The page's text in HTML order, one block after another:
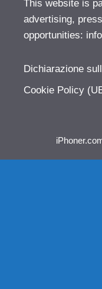
This website is
advertising,
opportunities:
Dichiarazione
Cookie Policy